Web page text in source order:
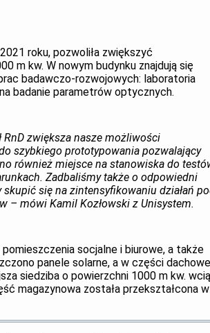
roku, pozwoliła zwiększyć
m kw. W nowym budynku znajdują się
badawczo-rozwojowych: laboratoria
badanie parametrów optycznych.
zwiększa nasze możliwości
szybkiego prototypowania pozwalający
również miejsce na stanowiska do
Zadbaliśmy także o odpowiedni
się na zintensyfikowaniu działań
– mówi Kamil Kozłowski z Unisystem.
socjalne i biurowe, a także
panele solarne, a w części
siedziba o powierzchni 1000 m kw.
magazynowa została przekształcona w